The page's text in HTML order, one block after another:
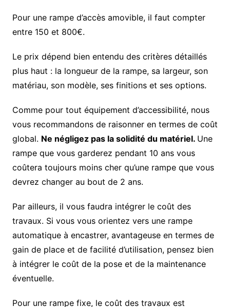
Pour une rampe d’accès amovible, il faut compter
entre 150 et 800€.
Le prix dépend bien entendu des critères détaillés
plus haut : la longueur de la rampe, sa largeur, son
matériau, son modèle, ses finitions et ses options.
Comme pour tout équipement d’accessibilité, nous
vous recommandons de raisonner en termes de coût
global. Ne négligez pas la solidité du matériel. Une
rampe que vous garderez pendant 10 ans vous
coûtera toujours moins cher qu’une rampe que vous
devrez changer au bout de 2 ans.
Par ailleurs, il vous faudra intégrer le coût des
travaux. Si vous vous orientez vers une rampe
automatique à encastrer, avantageuse en termes de
gain de place et de facilité d’utilisation, pensez bien
à intégrer le coût de la pose et de la maintenance
éventuelle.
Pour une rampe fixe, le coût des travaux est